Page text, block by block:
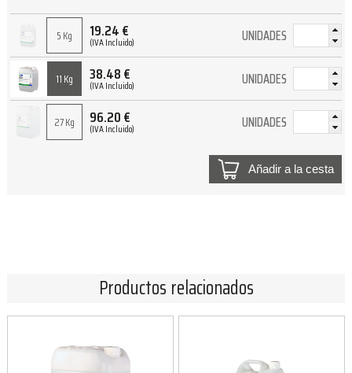
5 Kg 19.24€
(IVA Incluido) UNIDADES
11 Kg 38.48€
(IVA Incluido) UNIDADES
27 Kg 96.20€
(IVA Incluido) UNIDADES
Añadir a la cesta
Productos relacionados